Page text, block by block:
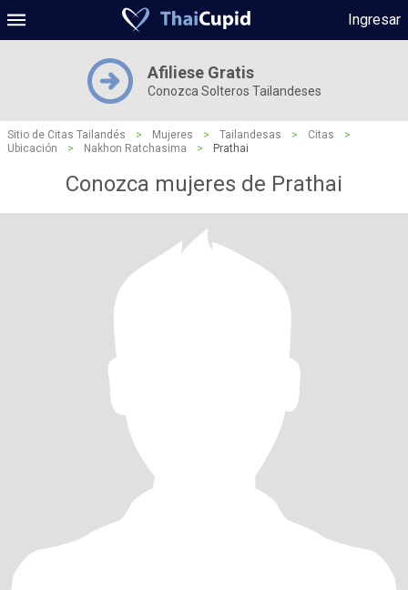
Ingresar
Afiliese Gratis
Conozca Solteros Tailandeses
Sitio de Citas Tailandés > Mujeres > Tailandesas > Citas
>
Ubicación
> Nakhon Ratchasima > Prathai
Conozca mujeres de Prathai